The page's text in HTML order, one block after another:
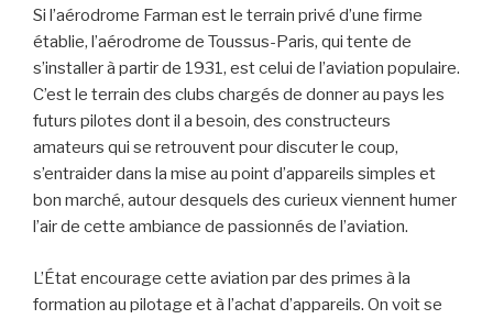
Si l’aérodrome Farman est le terrain privé d’une firme
établie, l’aérodrome de Toussus-Paris, qui tente de
s’installer à partir de 1931, est celui de l’aviation populaire.
C’est le terrain des clubs chargés de donner au pays les
futurs pilotes dont il a besoin, des constructeurs
amateurs qui se retrouvent pour discuter le coup,
s’entraider dans la mise au point d’appareils simples et
bon marché, autour desquels des curieux viennent humer
l’air de cette ambiance de passionnés de l’aviation.
L’État encourage cette aviation par des primes à la
formation au pilotage et à l’achat d’appareils. On voit se